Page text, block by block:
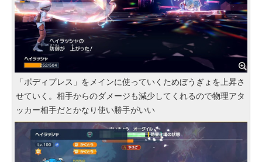
「ボディプレス」をメインに使っていくためぼうぎょを上昇さ
せていく。相手からのダメージも減少してくれるので物理アタ
ッカー相手だとかなり使い勝手がいい